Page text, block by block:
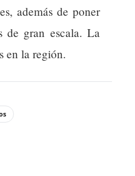
además de poner
de gran escala. La
en la región.